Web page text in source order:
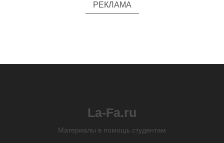
РЕКЛАМА
La-Fa.ru
Материалы в помощь студентам